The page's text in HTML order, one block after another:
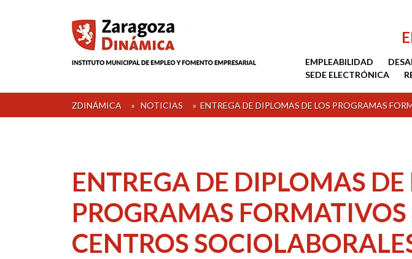
EMPLEABILIDAD
SEDE ELECTRÓNICA
ZDINÁMICA » NOTICIAS » ENTREGA DE DIPLOMAS DE LOS PROGRAMAS
ENTREGA DE DIPLOMAS DE
PROGRAMAS FORMATIVOS
CENTROS